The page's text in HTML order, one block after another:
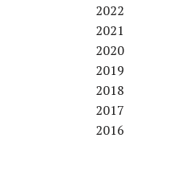
2022
2021
2020
2019
2018
2017
2016